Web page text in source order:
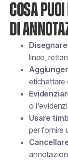
COSA
DI
Disegnare
linee,
etichettare
o
Usare
per fornire